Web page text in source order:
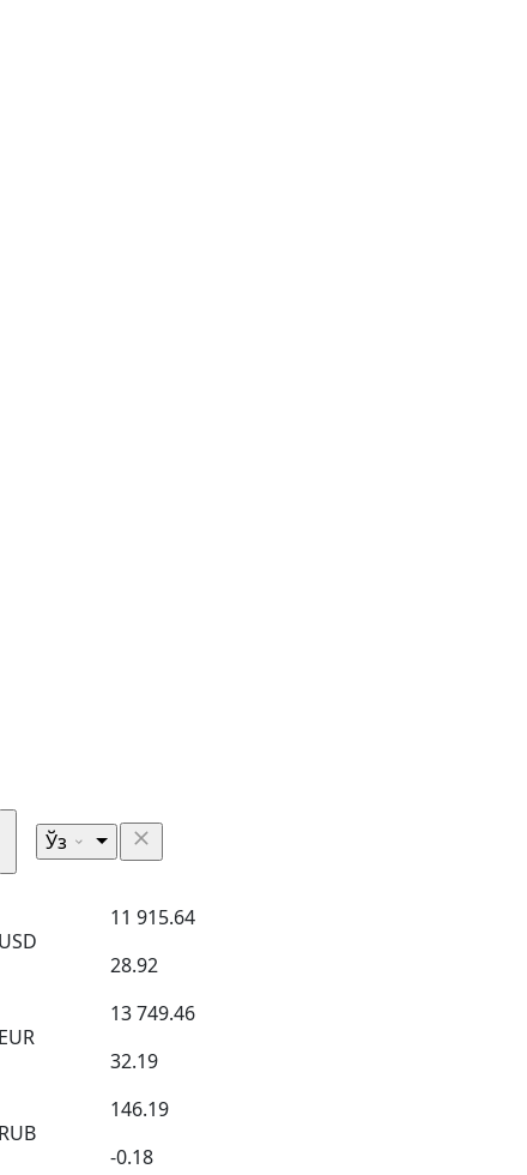
Ўз
USD
11 915.64
28.92
EUR
13 749.46
32.19
RUB
146.19
-0.18